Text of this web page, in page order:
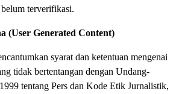
terverifikasi.
(User Generated Content)
syarat dan ketentuan mengenai
tidak bertentangan dengan Undang-
tentang Pers dan Kode Etik Jurnalistik,